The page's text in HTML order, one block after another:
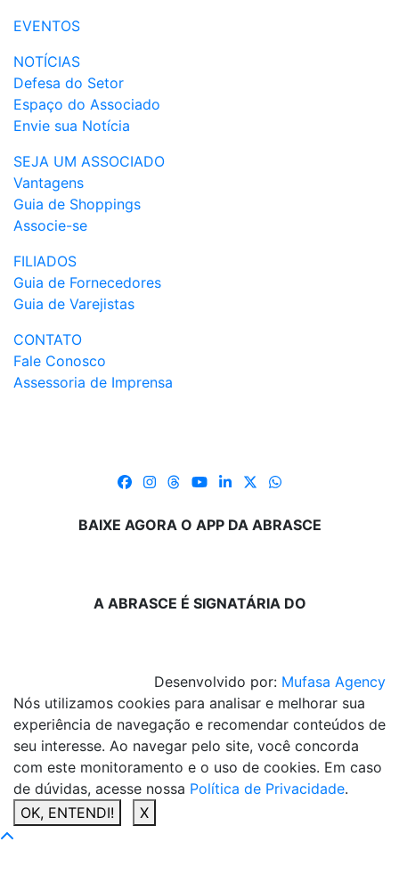
EVENTOS
NOTÍCIAS
Defesa do Setor
Espaço do Associado
Envie sua Notícia
SEJA UM ASSOCIADO
Vantagens
Guia de Shoppings
Associe-se
FILIADOS
Guia de Fornecedores
Guia de Varejistas
CONTATO
Fale Conosco
Assessoria de Imprensa
BAIXE AGORA O APP DA ABRASCE
A ABRASCE É SIGNATÁRIA DO
Desenvolvido por: Mufasa Agency
Nós utilizamos cookies para analisar e melhorar sua
experiência de navegação e recomendar conteúdos de
seu interesse. Ao navegar pelo site, você concorda
com este monitoramento e o uso de cookies. Em caso
de dúvidas, acesse nossa Política de Privacidade.
OK, ENTENDI!
X